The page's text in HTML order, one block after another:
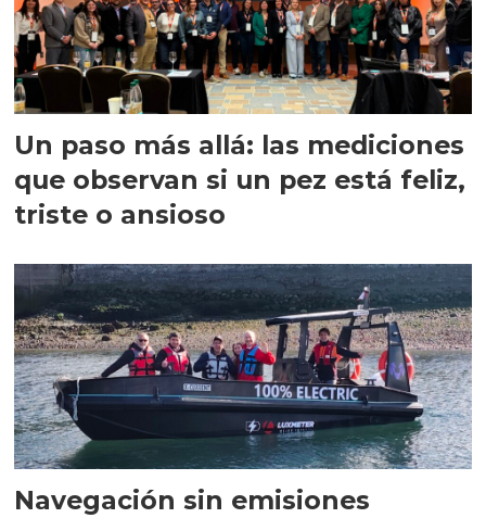
Un paso más allá: las mediciones
que observan si un pez está feliz,
triste o ansioso
Navegación sin emisiones